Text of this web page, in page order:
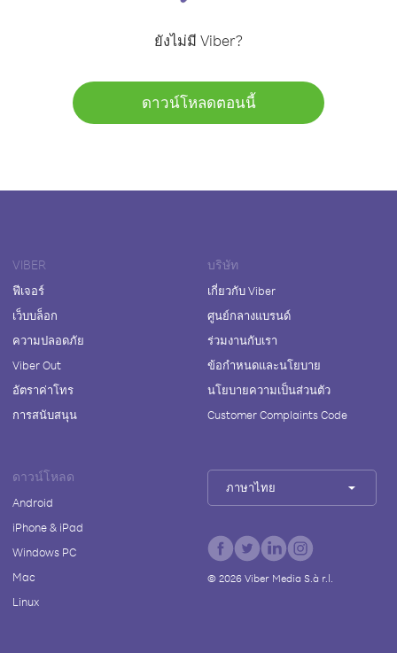
ยังไม่มี Viber?
ดาวน์โหลดตอนนี้
VIBER
ฟีเจอร์
เว็บบล็อก
ความปลอดภัย
Viber Out
อัตราค่าโทร
การสนับสนุน
บริษัท
เกี่ยวกับ Viber
ศูนย์กลางแบรนด์
ร่วมงานกับเรา
ข้อกำหนดและนโยบาย
นโยบายความเป็นส่วนตัว
Customer Complaints Code
ดาวน์โหลด
Android
iPhone & iPad
Windows PC
Mac
Linux
ภาษาไทย
© 2026Viber Media S.à r.l.